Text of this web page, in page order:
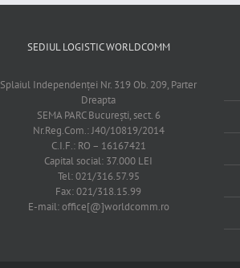
SEDIUL LOGISTIC WORLDCOMM
Splaiul Independenţei Nr. 319 Ob. 209, Parter
Dreapta
SEMA PARC Bucureşti, sect. 6
Nr.Reg.Com.: J40/10819/2014
C.I.F.: RO – 16167421
Capital social: 37.000 LEI
Tel: 021/316.57.95
Fax: 021/318.15.99
E-mail: office[@]worldcomm.ro